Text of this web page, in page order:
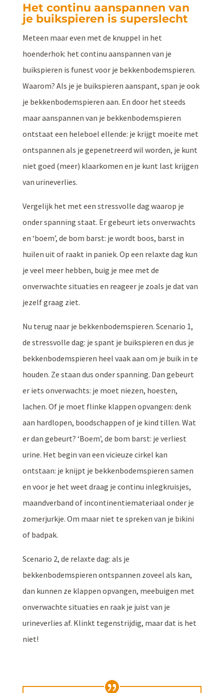
Het continu aanspannen van
je buikspieren is superslecht
Meteen maar even met de knuppel in het
hoenderhok: het continu aanspannen van je
buikspieren is funest voor je bekkenbodemspieren.
Waarom? Als je je buikspieren aanspant, span je ook
je bekkenbodemspieren aan. En door het steeds
maar aanspannen van je bekkenbodemspieren
ontstaat een heleboel ellende: je krijgt moeite met
ontspannen als je gepenetreerd wil worden, je kunt
niet goed (meer) klaarkomen en je kunt last krijgen
van urineverlies.
Vergelijk het met een stressvolle dag waarop je
onder spanning staat. Er gebeurt iets onverwachts
en ‘boem’, de bom barst: je wordt boos, barst in
huilen uit of raakt in paniek. Op een relaxte dag kun
je veel meer hebben, buig je mee met de
onverwachte situaties en reageer je zoals je dat van
jezelf graag ziet.
Nu terug naar je bekkenbodemspieren. Scenario 1,
de stressvolle dag: je spant je buikspieren en dus je
bekkenbodemspieren heel vaak aan om je buik in te
houden. Ze staan dus onder spanning. Dan gebeurt
er iets onverwachts: je moet niezen, hoesten,
lachen. Of je moet flinke klappen opvangen: denk
aan hardlopen, boodschappen of je kind tillen. Wat
er dan gebeurt? ‘Boem’, de bom barst: je verliest
urine. Het begin van een vicieuze cirkel kan
ontstaan: je knijpt je bekkenbodemspieren samen
en voor je het weet draag je continu inlegkruisjes,
maandverband of incontinentiemateriaal onder je
zomerjurkje. Om maar niet te spreken van je bikini
of badpak.
Scenario 2, de relaxte dag: als je
bekkenbodemspieren ontspannen zoveel als kan,
dan kunnen ze klappen opvangen, meebuigen met
onverwachte situaties en raak je juist van je
urineverlies af. Klinkt tegenstrijdig, maar dat is het
niet!